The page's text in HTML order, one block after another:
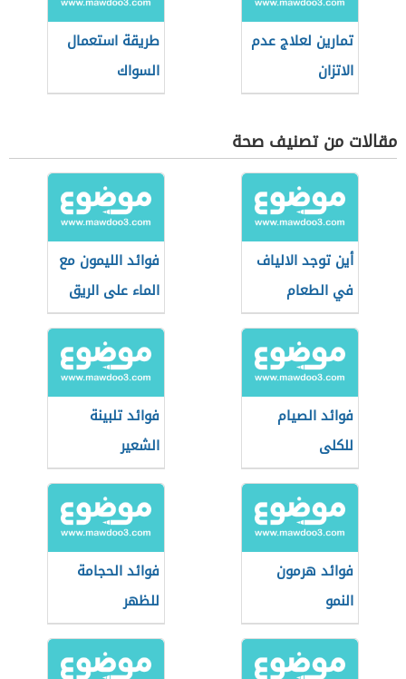
تمارين لعلاج عدم
الاتزان
طريقة استعمال
السواك
مقالات من تصنيف صحة
أين توجد الالياف
في الطعام
فوائد الليمون مع
الماء على الريق
فوائد الصيام
للكلى
فوائد تلبينة
الشعير
فوائد هرمون
النمو
فوائد الحجامة
للظهر